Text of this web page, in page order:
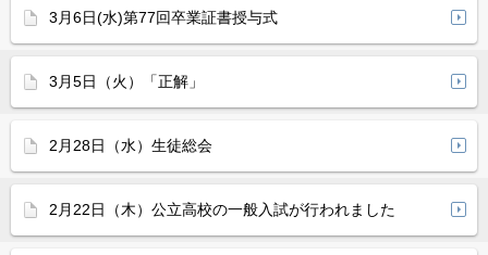
3月6日(水)第77回卒業証書授与式
3月5日（火）「正解」
2月28日（水）生徒総会
2月22日（木）公立高校の一般入試が行われました